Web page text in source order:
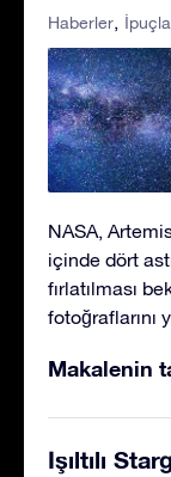
Haberler
NASA,
içinde dört
fırlatılması
fotoğraflarını
Makalenin
Işıltılı